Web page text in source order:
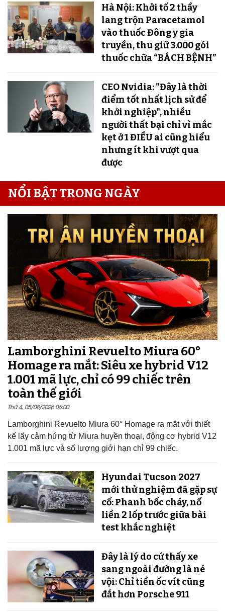
Hà Nội: Khởi tố 2 thầy
lang trộn Paracetamol
vào thuốc Đông y gia
truyền, thu giữ 3.000 gói
thuốc chữa “BÁCH BỆNH”
CEO Nvidia: "Đây là thời
điểm tốt nhất lịch sử để
khởi nghiệp", nhiều
người thất bại chỉ vì mắc
kẹt ở 1 ĐIỀU ai cũng hiểu
nhưng ít khi vượt qua
được
NỔI BẬT TRONG NGÀY
Lamborghini Revuelto Miura 60°
Homage ra mắt: Siêu xe hybrid V12
1.001 mã lực, chỉ có 99 chiếc trên
toàn thế giới
Thứ 4, 05/08/2026 06:00
Lamborghini Revuelto Miura 60° Homage ra mắt với thiết
kế lấy cảm hứng từ Miura huyền thoại, động cơ hybrid V12
1.001 mã lực và số lượng giới hạn chỉ 99 chiếc.
Hyundai Tucson 2027
mới thử nghiệm đã gặp sự
cố: Phanh bốc cháy, nổ
liền 2 lốp trước giữa bài
test khắc nghiệt
Đây là lý do cứ thấy xe
sang ngoài đường là né
vội: Chỉ tiền ốc vít cũng
đắt hơn Porsche 911